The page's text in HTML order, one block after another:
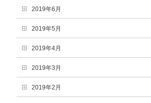
2019年6月
2019年5月
2019年4月
2019年3月
2019年2月